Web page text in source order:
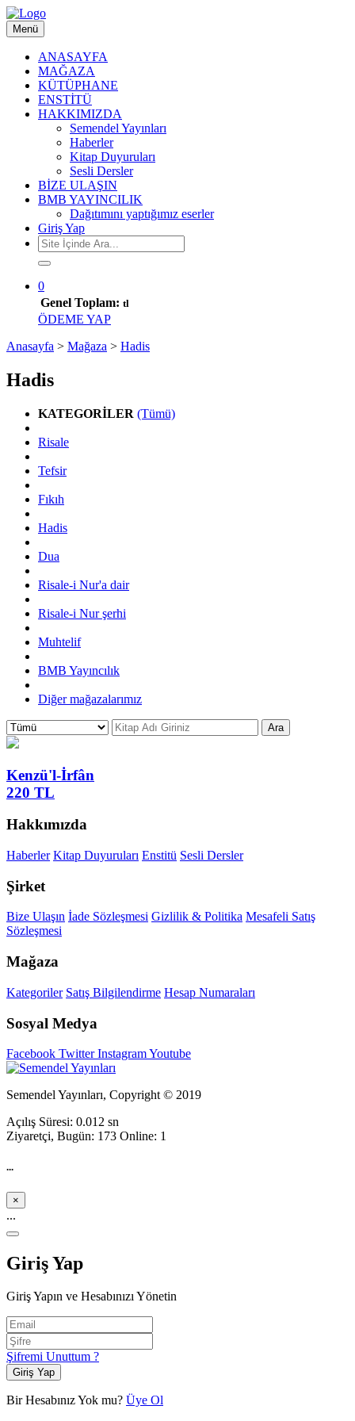
Menü
ANASAYFA
MAĞAZA
KÜTÜPHANE
ENSTİTÜ
HAKKIMIZDA
Semendel Yayınları
Haberler
Kitap Duyuruları
Sesli Dersler
BİZE ULAŞIN
BMB YAYINCILIK
Dağıtımını yaptığımız eserler
Giriş Yap
0
Genel Toplam: tl
ÖDEME YAP
Anasayfa > Mağaza > Hadis
Hadis
KATEGORİLER (Tümü)
Risale
Tefsir
Fıkıh
Hadis
Dua
Risale-i Nur'a dair
Risale-i Nur şerhi
Muhtelif
BMB Yayıncılık
Diğer mağazalarımız
Ara
Kenzü'l-İrfân
220 TL
Hakkımızda
Haberler Kitap Duyuruları Enstitü Sesli Dersler
Şirket
Bize Ulaşın İade Sözleşmesi Gizlilik & Politika Mesafeli Satış
Sözleşmesi
Mağaza
Kategoriler Satış Bilgilendirme Hesap Numaraları
Sosyal Medya
Facebook TwitterInstagramYoutube
Semendel Yayınları, Copyright © 2019
Açılış Süresi: 0.012 sn
Ziyaretçi, Bugün: 173 Online: 1
...
×
...
Giriş Yap
Giriş Yapın ve Hesabınızı Yönetin
Şifremi Unuttum ?
Giriş Yap
Bir Hesabınız Yok mu? Üye Ol